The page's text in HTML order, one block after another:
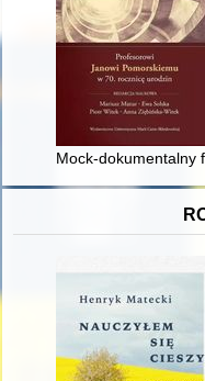
Mock-dokumentalny